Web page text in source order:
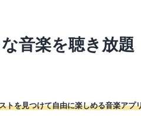
音楽を聴き放
トを見つけて自由に楽しめる音楽アプ